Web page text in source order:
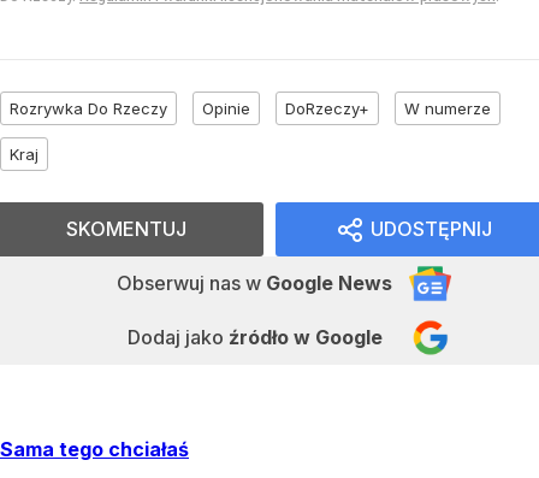
Rozrywka Do Rzeczy Opinie DoRzeczy+ W numerze
Kraj
UDOSTĘPNIJ
Obserwuj nas w Google News
Dodaj jako źródło w Google
SKOMENTUJ
Sama tego chciałaś